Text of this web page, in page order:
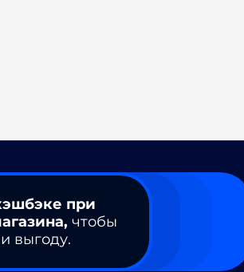
при
чтобы
выгоду.